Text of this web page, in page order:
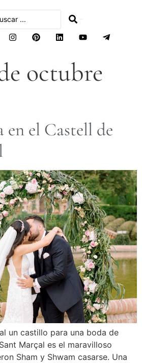
octubre
en el Castell de
un castillo para una boda de
Marçal es el maravilloso
Sham y Shwam casarse. Una